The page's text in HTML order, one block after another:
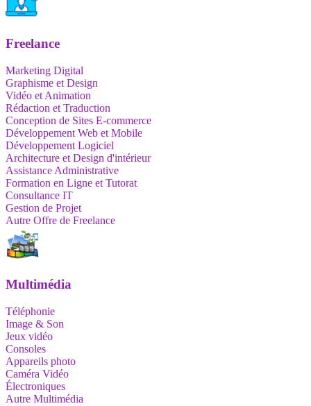
Freelance
Marketing Digital
Graphisme et Design
Vidéo et Animation
Rédaction et Traduction
Conception de Sites E-commerce
Développement Web et Mobile
Développement Logiciel
Architecture et Design d'intérieur
Assistance Administrative
Formation en Ligne et Tutorat
Consultance IT
Gestion de Projet
Autre Offre de Freelance
Multimédia
Téléphonie
Image & Son
Jeux vidéo
Consoles
Appareils photo
Caméra Vidéo
Électroniques
Autre Multimédia